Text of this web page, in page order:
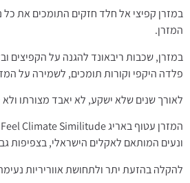
במזרן קפיצי אל חלד חזקים התומכים את
המזרן.
במזרן, שכבות ריבאונד להגנה על הקפיצים
פלדה היקפי וקורות תומכים, לשמירה על
לאורך שנים שלא ישקע, לא יאבד מצורתו ולא
ונעים המותאם לאקלים הישראלי, בצפיפות
להקלה בהזעת יתר ולתחושת אווריריות